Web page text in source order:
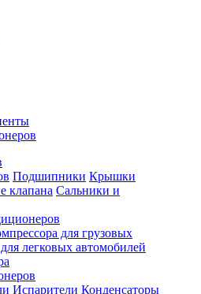
Подшипники Крышки
клапана Сальники и
для грузовых
легковых автомобилей
Испарители Конденсаторы